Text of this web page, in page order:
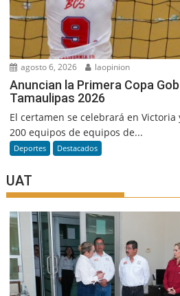
agosto 6, 2026 laopinion
Anuncian la Primera Copa
Tamaulipas 2026
El certamen se celebrará en
200 equipos de equipos de...
Deportes Destacados
UAT